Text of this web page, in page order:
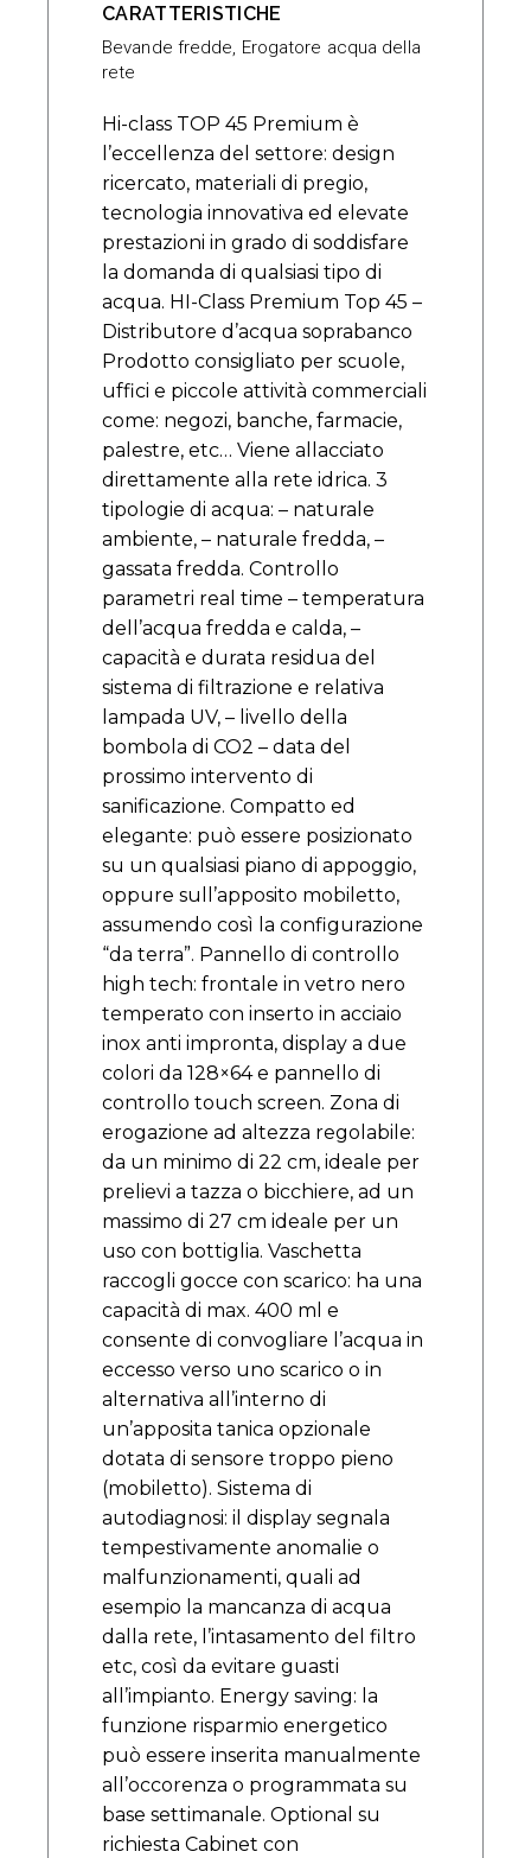
CARATTERISTICHE
Bevande fredde, Erogatore acqua della
rete
Hi-class TOP 45 Premium è
l’eccellenza del settore: design
ricercato, materiali di pregio,
tecnologia innovativa ed elevate
prestazioni in grado di soddisfare
la domanda di qualsiasi tipo di
acqua. HI-Class Premium Top 45 –
Distributore d’acqua soprabanco
Prodotto consigliato per scuole,
uffici e piccole attività commerciali
come: negozi, banche, farmacie,
palestre, etc… Viene allacciato
direttamente alla rete idrica. 3
tipologie di acqua: – naturale
ambiente, – naturale fredda, –
gassata fredda. Controllo
parametri real time – temperatura
dell’acqua fredda e calda, –
capacità e durata residua del
sistema di filtrazione e relativa
lampada UV, – livello della
bombola di CO2 – data del
prossimo intervento di
sanificazione. Compatto ed
elegante: può essere posizionato
su un qualsiasi piano di appoggio,
oppure sull’apposito mobiletto,
assumendo così la configurazione
“da terra”. Pannello di controllo
high tech: frontale in vetro nero
temperato con inserto in acciaio
inox anti impronta, display a due
colori da 128×64 e pannello di
controllo touch screen. Zona di
erogazione ad altezza regolabile:
da un minimo di 22 cm, ideale per
prelievi a tazza o bicchiere, ad un
massimo di 27 cm ideale per un
uso con bottiglia. Vaschetta
raccogli gocce con scarico: ha una
capacità di max. 400 ml e
consente di convogliare l’acqua in
eccesso verso uno scarico o in
alternativa all’interno di
un’apposita tanica opzionale
dotata di sensore troppo pieno
(mobiletto). Sistema di
autodiagnosi: il display segnala
tempestivamente anomalie o
malfunzionamenti, quali ad
esempio la mancanza di acqua
dalla rete, l’intasamento del filtro
etc, così da evitare guasti
all’impianto. Energy saving: la
funzione risparmio energetico
può essere inserita manualmente
all’occorenza o programmata su
base settimanale. Optional su
richiesta Cabinet con